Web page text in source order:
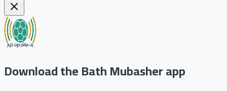
Download the Bath Mubasher app